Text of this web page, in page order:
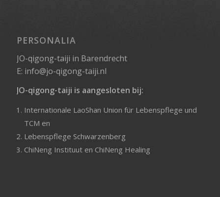
PERSONALIA
JO-qigong-taiji in Barendrecht
E: info@jo-qigong-taiji.nl
JO-qigong-taiji is aangesloten bij:
Internationale LaoShan Union für Lebenspflege und
TCM en
Lebenspflege Schwarzenberg
ChiNeng Instituuten ChiNeng Healing